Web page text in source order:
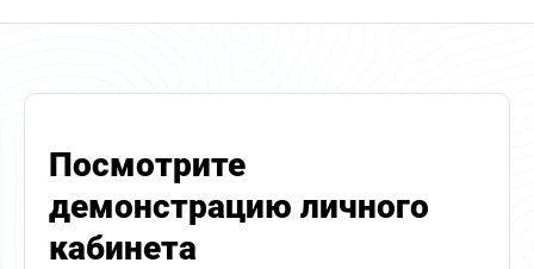
Посмотрите
демонстрацию личного
кабинета